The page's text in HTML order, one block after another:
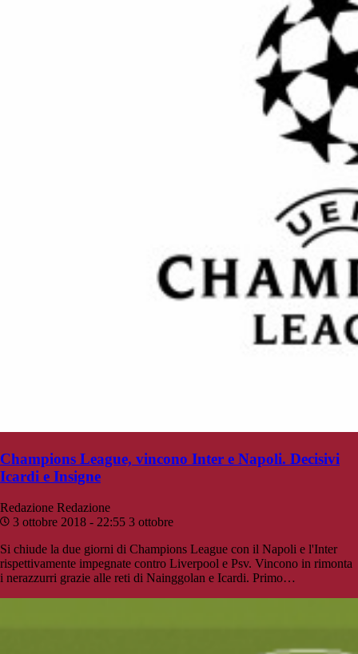
Champions League, vincono Inter e Napoli. Decisivi
Icardi e Insigne
Redazione Redazione
3 ottobre 2018 - 22:55 3 ottobre
Si chiude la due giorni di Champions League con il Napoli e l'Inter
rispettivamente impegnate contro Liverpool e Psv. Vincono in rimonta
i nerazzurri grazie alle reti di Nainggolan e Icardi. Primo…